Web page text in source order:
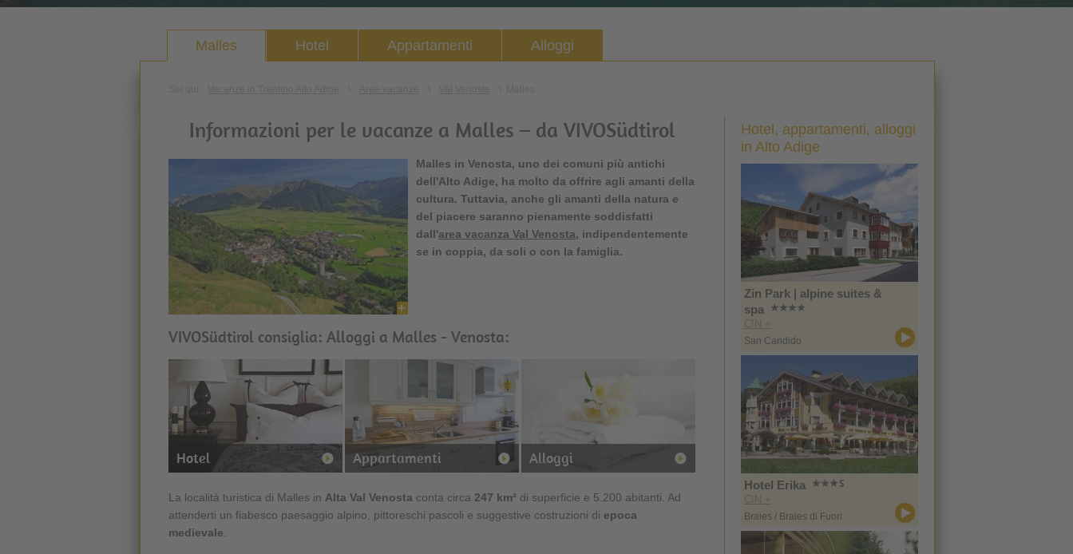
Malles Hotel Appartamenti Alloggi
Informazioni per le vacanze a Malles – da VIVOSüdtirol
Malles in Venosta, uno dei comuni più antichi
dell'Alto Adige, ha molto da offrire agli amanti della
cultura. Tuttavia, anche gli amanti della natura e
del piacere saranno pienamente soddisfatti
dall'area vacanza Val Venosta, indipendentemente
se in coppia, da soli o con la famiglia.
VIVOSüdtirol consiglia: Alloggi a Malles - Venosta:
Hotel Appartamenti Alloggi
La località turistica di Malles in Alta Val Venosta conta circa 247 km² di superficie e 5.200 abitanti. Ad
attenderti un fiabesco paesaggio alpino, pittoreschi pascoli e suggestive costruzioni di epoca
medievale
Hotel, appartamenti, alloggi
in Alto Adige
Zin Park | alpine suites &
spa
CIN +
San Candido
Hotel Erika
CIN +
Braies / Braies di Fuori